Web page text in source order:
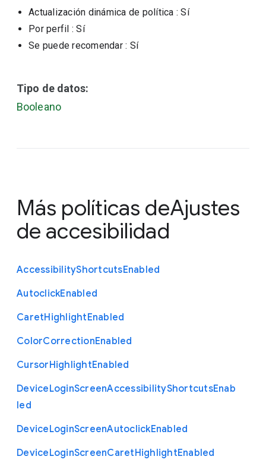
Actualización dinámica de política : Sí
Por perfil : Sí
Se puede recomendar : Sí
Tipo de datos:
Booleano
Más políticas deAjustes
de accesibilidad
AccessibilityShortcutsEnabled
AutoclickEnabled
CaretHighlightEnabled
ColorCorrectionEnabled
CursorHighlightEnabled
DeviceLoginScreenAccessibilityShortcutsEnab
led
DeviceLoginScreenAutoclickEnabled
DeviceLoginScreenCaretHighlightEnabled